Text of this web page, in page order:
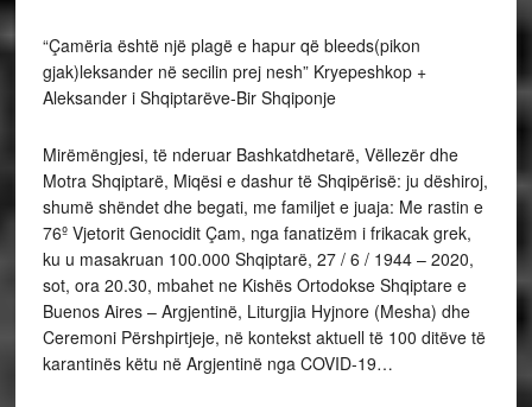
“Çamëria është një plagë e hapur që bleeds(pikon
gjak)leksander në secilin prej nesh” Kryepeshkop +
Aleksander i Shqiptarëve-Bir Shqiponje
Mirëmëngjesi, të nderuar Bashkatdhetarë, Vëllezër dhe
Motra Shqiptarë, Miqësi e dashur të Shqipërisë: ju dëshiroj,
shumë shëndet dhe begati, me familjet e juaja: Me rastin e
76º Vjetorit Genocidit Çam, nga fanatizëm i frikacak grek,
ku u masakruan 100.000 Shqiptarë, 27 / 6 / 1944 – 2020,
sot, ora 20.30, mbahet ne Kishës Ortodokse Shqiptare e
Buenos Aires – Argjentinë, Liturgjia Hyjnore (Mesha) dhe
Ceremoni Përshpirtjeje, në kontekst aktuell të 100 ditëve të
karantinës këtu në Argjentinë nga COVID-19…